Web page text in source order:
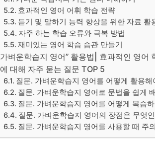
효과적인 영어 어휘 학습 전략
듣기 및 말하기 능력 향상을 위한 자료 활
자주 하는 학습 오류와 극복 방법
재미있는 영어 학습 습관 만들기
가벼운학습지 영어” 활용법| 효과적인 영어
에 대해 자주 묻는 질문 TOP 5
질문. 가벼운학습지 영어를 어떻게 활용
질문. 가벼운학습지 영어로 문법을 쉽게
질문. 가벼운학습지 영어를 어떻게 복습
질문. 가벼운학습지 영어의 장점은 무엇
질문. 가벼운학습지 영어를 사용할 때 주